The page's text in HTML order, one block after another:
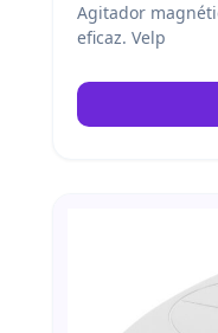
Agitador
eficaz. Velp